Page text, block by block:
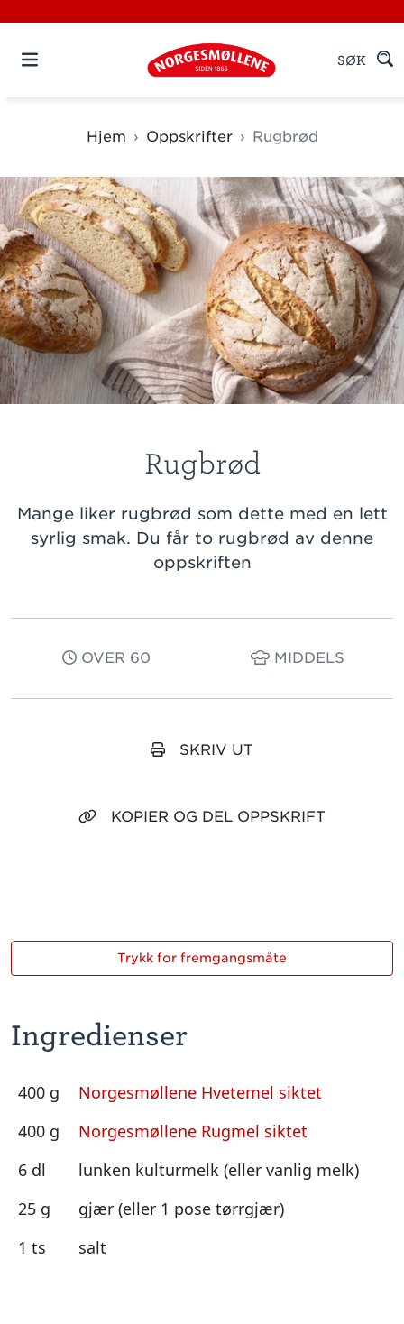
SØK
Hjem Oppskrifter Rugbrød
Rugbrød
Mange liker rugbrød som dette med en lett
syrlig smak. Du får to rugbrød av denne
oppskriften
OVER 60 MIDDELS
SKRIV UT
KOPIER OG DEL OPPSKRIFT
Ingredienser
400 g
Norgesmøllene Hvetemel siktet
400 g
Norgesmøllene Rugmel siktet
6 dl
lunken kulturmelk (eller vanlig melk)
25 g
gjær (eller 1 pose tørrgjær)
1 ts
salt
Trykk for fremgangsmåte